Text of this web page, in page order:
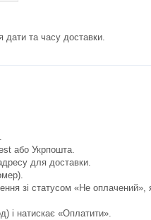
та часу доставки.
або Укрпошта.
для доставки.
зі статусом «Не оплачений»,
і натискає «Оплатити».